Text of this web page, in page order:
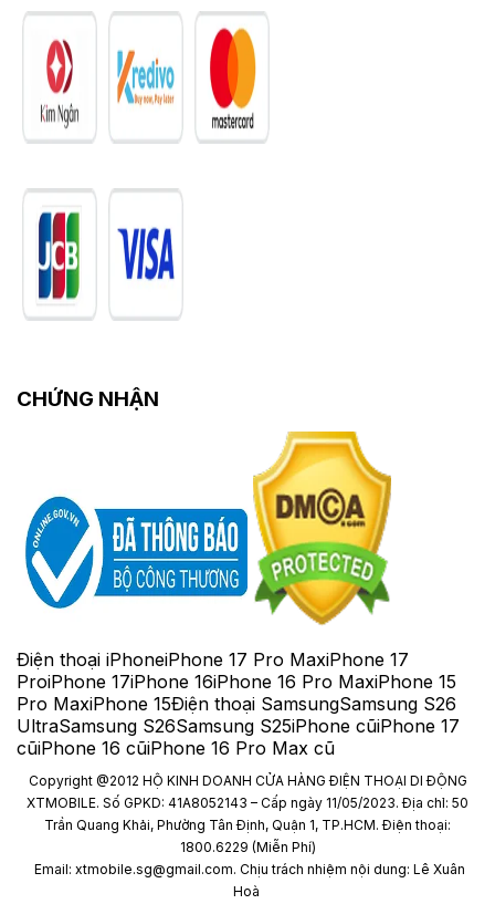
CHỨNG NHẬN
Điện thoại iPhoneiPhone 17 Pro MaxiPhone 17
ProiPhone 17iPhone 16iPhone 16 Pro MaxiPhone 15
Pro MaxiPhone 15Điện thoại SamsungSamsung S26
UltraSamsung S26Samsung S25iPhone cũiPhone 17
cũiPhone 16 cũiPhone 16 Pro Max cũ
Copyright @2012 HỘ KINH DOANH CỬA HÀNG ĐIỆN THOẠI DI ĐỘNG
XTMOBILE. Số GPKD: 41A8052143 – Cấp ngày 11/05/2023. Địa chỉ: 50
Trần Quang Khải, Phường Tân Định, Quận 1, TP.HCM. Điện thoại:
1800.6229 (Miễn Phí)
Email: xtmobile.sg@gmail.com. Chịu trách nhiệm nội dung: Lê Xuân
Hoà